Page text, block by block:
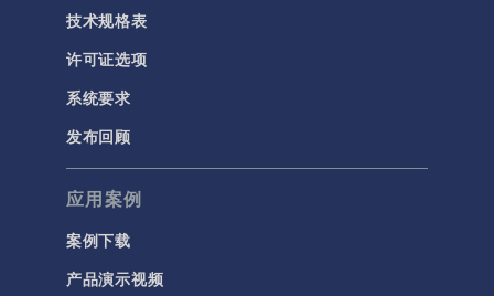
电磁学
RF 与微波工程
低频电磁学
半导体器件
带电粒子追踪
波动光学
等离子体物理
技术规格表
许可证选项
系统要求
发布回顾
应用案例
案例下载
产品演示视频